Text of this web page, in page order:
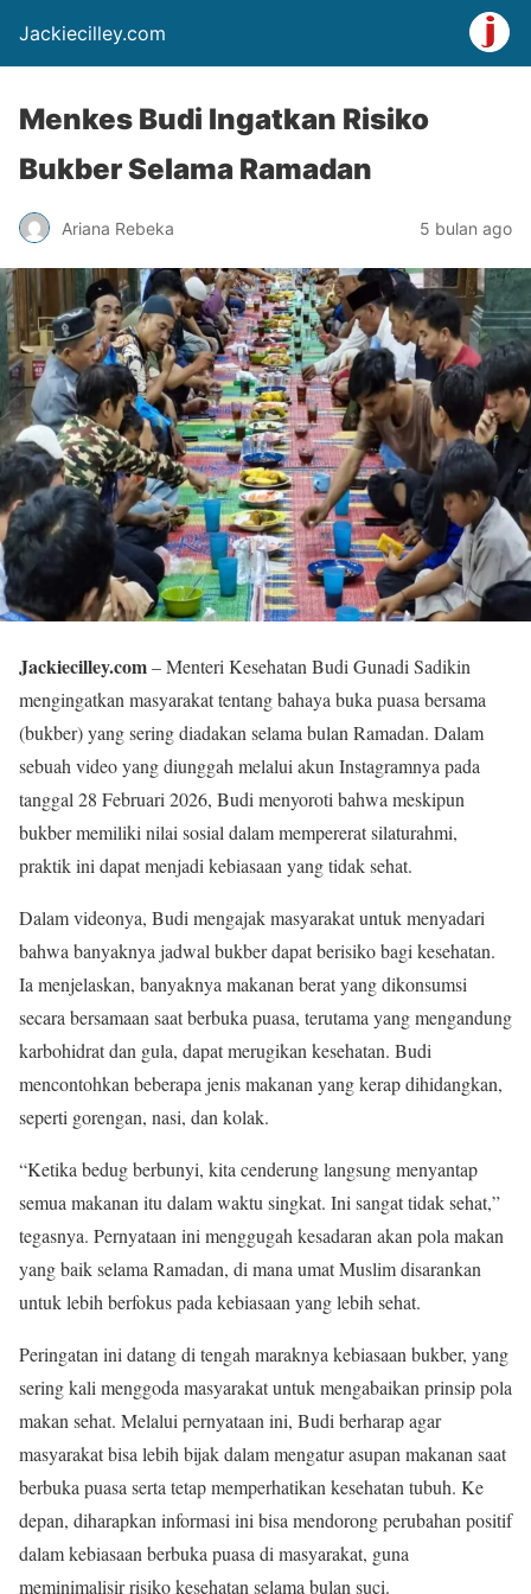
Jackiecilley.com
Menkes Budi Ingatkan Risiko
Bukber Selama Ramadan
Ariana Rebeka 5 bulan ago
Jackiecilley.com– Menteri Kesehatan Budi Gunadi Sadikin
mengingatkan masyarakat tentang bahaya buka puasa bersama
(bukber) yang sering diadakan selama bulan Ramadan. Dalam
sebuah video yang diunggah melalui akun Instagramnya pada
tanggal 28 Februari 2026, Budi menyoroti bahwa meskipun
bukber memiliki nilai sosial dalam mempererat silaturahmi,
praktik ini dapat menjadi kebiasaan yang tidak sehat.
Dalam videonya, Budi mengajak masyarakat untuk menyadari
bahwa banyaknya jadwal bukber dapat berisiko bagi kesehatan.
Ia menjelaskan, banyaknya makanan berat yang dikonsumsi
secara bersamaan saat berbuka puasa, terutama yang mengandung
karbohidrat dan gula, dapat merugikan kesehatan. Budi
mencontohkan beberapa jenis makanan yang kerap dihidangkan,
seperti gorengan, nasi, dan kolak.
“Ketika bedug berbunyi, kita cenderung langsung menyantap
semua makanan itu dalam waktu singkat. Ini sangat tidak sehat,”
tegasnya. Pernyataan ini menggugah kesadaran akan pola makan
yang baik selama Ramadan, di mana umat Muslim disarankan
untuk lebih berfokus pada kebiasaan yang lebih sehat.
Peringatan ini datang di tengah maraknya kebiasaan bukber, yang
sering kali menggoda masyarakat untuk mengabaikan prinsip pola
makan sehat. Melalui pernyataan ini, Budi berharap agar
masyarakat bisa lebih bijak dalam mengatur asupan makanan saat
berbuka puasa serta tetap memperhatikan kesehatan tubuh. Ke
depan, diharapkan informasi ini bisa mendorong perubahan positif
dalam kebiasaan berbuka puasa di masyarakat, guna
meminimalisir risiko kesehatan selama bulan suci.